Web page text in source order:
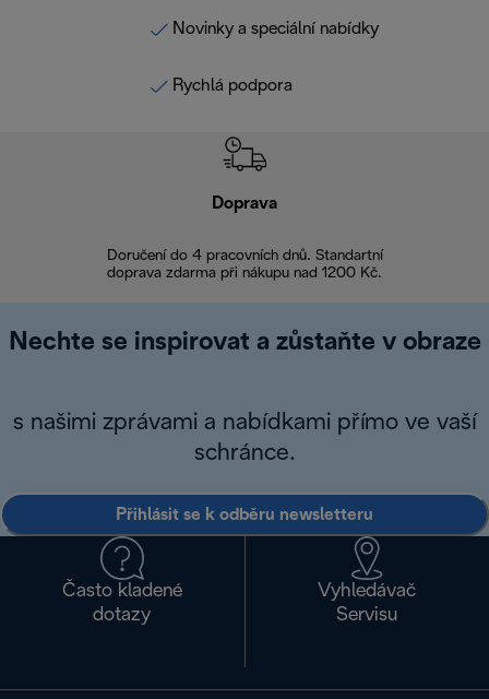
Novinky a speciální nabídky
Rychlá podpora
Doprava
Doručení do 4 pracovních dnů. Standartní
doprava zdarma při nákupu nad 1200 Kč.
Nechte se inspirovat a zůstaňte v obraze
s našimi zprávami a nabídkami přímo ve vaší
schránce.
Přihlásit se k odběru newsletteru
Často kladené
dotazy
Vyhledávač
Servisu